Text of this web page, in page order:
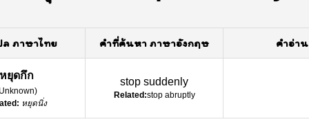
ภาษาไทย คำที่ค้นหา ภาษาอังกฤษ คำอ่าน
หยุดกึก
Unknown)
หยุดนิ่ง
stop suddenly
Related:stop abruptly